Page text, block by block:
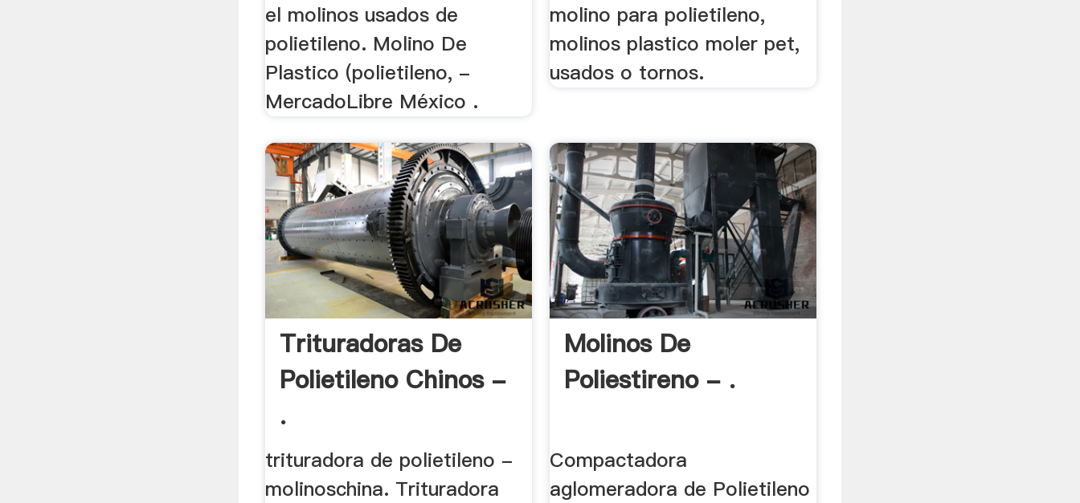
el molinos usados de
polietileno. Molino De
Plastico (polietileno, -
MercadoLibre México .
molino para polietileno,
molinos plastico moler pet,
usados o tornos.
Trituradoras De
Polietileno Chinos -
.
trituradora de polietileno -
molinoschina. Trituradora
Molinos De
Poliestireno - .
Compactadora
aglomeradora de Polietileno